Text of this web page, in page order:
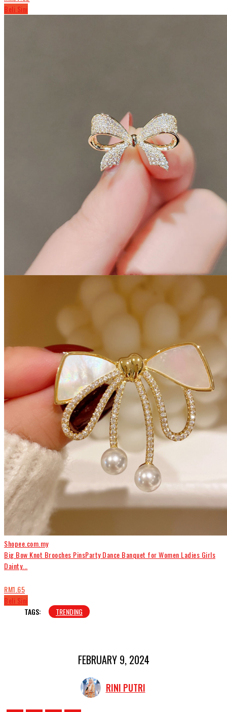
Beli Sini
Shopee.com.my
Big Bow Knot Brooches PinsParty Dance Banquet for Women Ladies Girls
Dainty...
RM1.65
Beli Sini
TAGS:
TRENDING
FEBRUARY 9, 2024
RINI PUTRI